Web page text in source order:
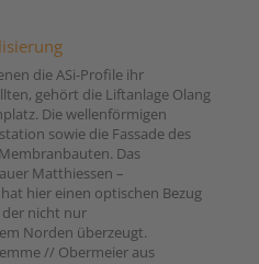
die ASi-Profile ihr
gehört die Liftanlage Olang
Die wellenförmigen
sowie die Fassade des
Das
Matthiessen –
hier einen optischen Bezug
nicht nur
Norden überzeugt.
// Obermeier aus